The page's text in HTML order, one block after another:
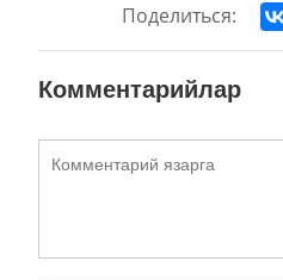
Поделиться:
Комментарийлар